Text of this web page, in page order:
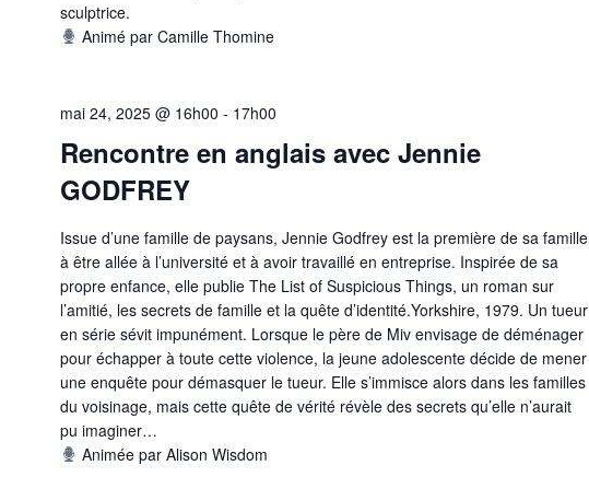
sculptrice.
Animé par Camille Thomine
mai 24, 2025 @ 16h00 - 17h00
Rencontre en anglais avec Jennie
GODFREY
Issue d’une famille de paysans, Jennie Godfrey est la première de sa famille
à être allée à l’université et à avoir travaillé en entreprise. Inspirée de sa
propre enfance, elle publie The List of Suspicious Things, un roman sur
l’amitié, les secrets de famille et la quête d’identité.Yorkshire, 1979. Un tueur
en série sévit impunément. Lorsque le père de Miv envisage de déménager
pour échapper à toute cette violence, la jeune adolescente décide de mener
une enquête pour démasquer le tueur. Elle s’immisce alors dans les familles
du voisinage, mais cette quête de vérité révèle des secrets qu’elle n’aurait
pu imaginer…
Animée par Alison Wisdom